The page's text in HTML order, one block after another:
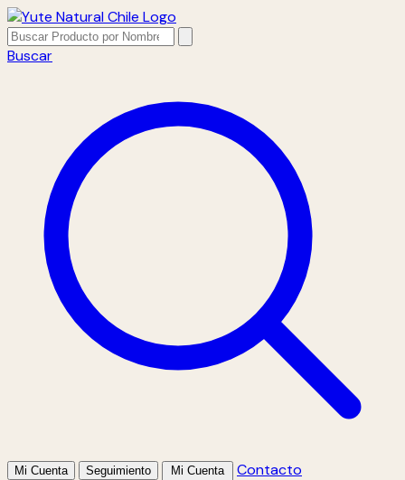
Buscar
Mi Cuenta Seguimiento Mi Cuenta Contacto